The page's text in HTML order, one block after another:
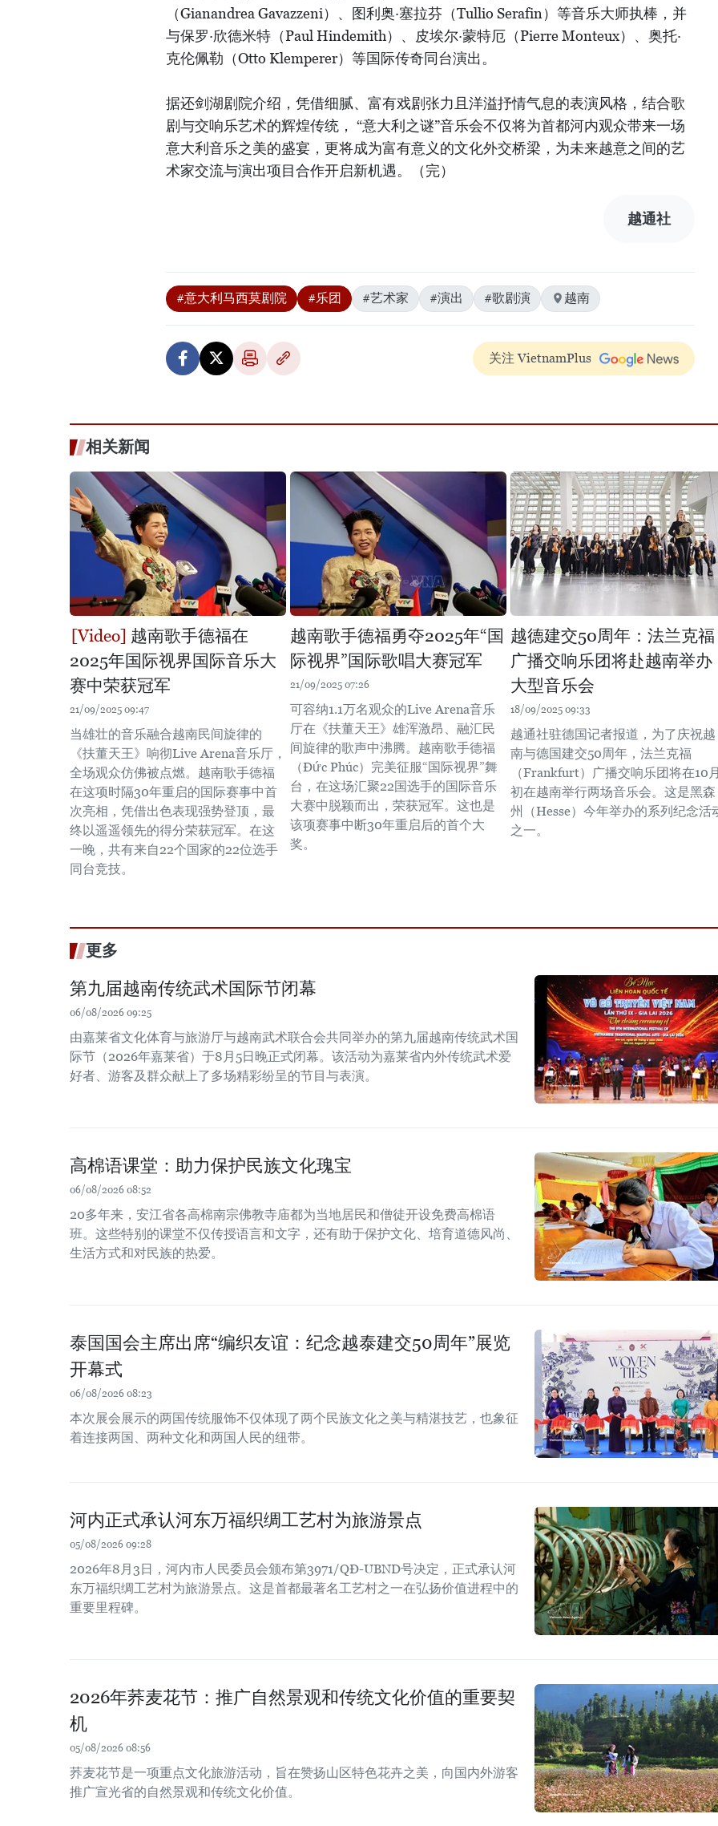
（Gianandrea Gavazzeni）、图利奥·塞拉芬（Tullio Serafin）等音乐大师执棒，并
与保罗·欣德米特（Paul Hindemith）、皮埃尔·蒙特厄（Pierre Monteux）、奥托·
克伦佩勒（Otto Klemperer）等国际传奇同台演出。
据还剑湖剧院介绍，凭借细腻、富有戏剧张力且洋溢抒情气息的表演风格，结合歌
剧与交响乐艺术的辉煌传统， “意大利之谜”音乐会不仅将为首都河内观众带来一场
意大利音乐之美的盛宴，更将成为富有意义的文化外交桥梁，为未来越意之间的艺
术家交流与演出项目合作开启新机遇。（完）
越通社
#意大利马西莫剧院 #乐团 #艺术家 #演出 #歌剧演 越南
关注 VietnamPlus
相关新闻
越南歌手德福在
2025年国际视界国际音乐大
赛中荣获冠军
21/09/2025 09:47
当雄壮的音乐融合越南民间旋律的
《扶董天王》响彻Live Arena音乐厅，
全场观众仿佛被点燃。越南歌手德福
在这项时隔30年重启的国际赛事中首
次亮相，凭借出色表现强势登顶，最
终以遥遥领先的得分荣获冠军。在这
一晚，共有来自22个国家的22位选手
同台竞技。
越南歌手德福勇夺2025年“国
际视界”国际歌唱大赛冠军
21/09/2025 07:26
可容纳1.1万名观众的Live Arena音乐
厅在《扶董天王》雄浑激昂、融汇民
间旋律的歌声中沸腾。越南歌手德福
（Đức Phúc）完美征服“国际视界”舞
台，在这场汇聚22国选手的国际音乐
大赛中脱颖而出，荣获冠军。这也是
该项赛事中断30年重启后的首个大
奖。
越德建交50周年：法兰克福
广播交响乐团将赴越南举办
大型音乐会
18/09/2025 09:33
越通社驻德国记者报道，为了庆祝越
南与德国建交50周年，法兰克福
（Frankfurt）广播交响乐团将在10
初在越南举行两场音乐会。这是黑森
州（Hesse）今年举办的系列纪念活
之一。
更多
第九届越南传统武术国际节闭幕
06/08/2026 09:25
由嘉莱省文化体育与旅游厅与越南武术联合会共同举办的第九届越南传统武术国
际节（2026年嘉莱省）于8月5日晚正式闭幕。该活动为嘉莱省内外传统武术爱
好者、游客及群众献上了多场精彩纷呈的节目与表演。
高棉语课堂：助力保护民族文化瑰宝
06/08/2026 08:52
20多年来，安江省各高棉南宗佛教寺庙都为当地居民和僧徒开设免费高棉语
班。这些特别的课堂不仅传授语言和文字，还有助于保护文化、培育道德风尚、
生活方式和对民族的热爱。
泰国国会主席出席“编织友谊：纪念越泰建交50周年”展览
开幕式
06/08/2026 08:23
本次展会展示的两国传统服饰不仅体现了两个民族文化之美与精湛技艺，也象征
着连接两国、两种文化和两国人民的纽带。
河内正式承认河东万福织绸工艺村为旅游景点
05/08/2026 09:28
2026年8月3日，河内市人民委员会颁布第3971/QĐ-UBND号决定，正式承认河
东万福织绸工艺村为旅游景点。这是首都最著名工艺村之一在弘扬价值进程中的
重要里程碑。
2026年荞麦花节：推广自然景观和传统文化价值的重要契
机
05/08/2026 08:56
荞麦花节是一项重点文化旅游活动，旨在赞扬山区特色花卉之美，向国内外游客
推广宣光省的自然景观和传统文化价值。